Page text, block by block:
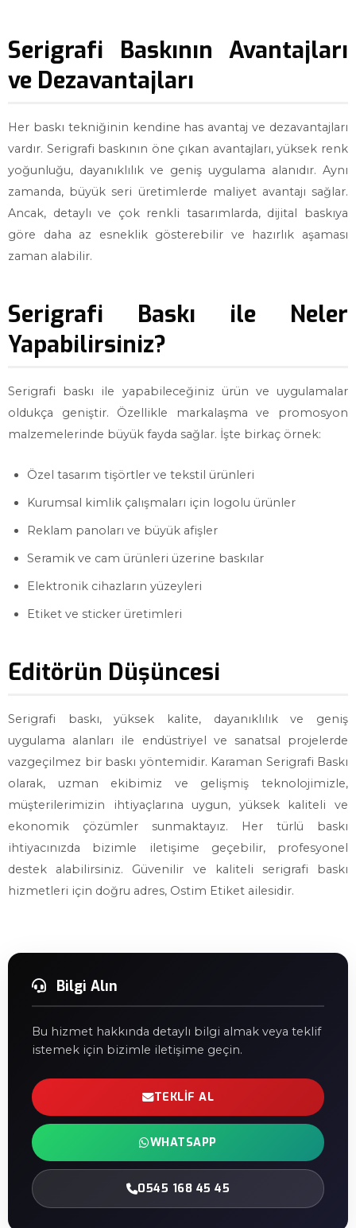
Serigrafi Baskının Avantajları
ve Dezavantajları
Her baskı tekniğinin kendine has avantaj ve dezavantajları
vardır. Serigrafi baskının öne çıkan avantajları, yüksek renk
yoğunluğu, dayanıklılık ve geniş uygulama alanıdır. Aynı
zamanda, büyük seri üretimlerde maliyet avantajı sağlar.
Ancak, detaylı ve çok renkli tasarımlarda, dijital baskıya
göre daha az esneklik gösterebilir ve hazırlık aşaması
zaman alabilir.
Serigrafi Baskı ile Neler
Yapabilirsiniz?
Serigrafi baskı ile yapabileceğiniz ürün ve uygulamalar
oldukça geniştir. Özellikle markalaşma ve promosyon
malzemelerinde büyük fayda sağlar. İşte birkaç örnek:
Özel tasarım tişörtler ve tekstil ürünleri
Kurumsal kimlik çalışmaları için logolu ürünler
Reklam panoları ve büyük afişler
Seramik ve cam ürünleri üzerine baskılar
Elektronik cihazların yüzeyleri
Etiket ve sticker üretimleri
Editörün Düşüncesi
Serigrafi baskı, yüksek kalite, dayanıklılık ve geniş
uygulama alanları ile endüstriyel ve sanatsal projelerde
vazgeçilmez bir baskı yöntemidir. Karaman Serigrafi Baskı
olarak, uzman ekibimiz ve gelişmiş teknolojimizle,
müşterilerimizin ihtiyaçlarına uygun, yüksek kaliteli ve
ekonomik çözümler sunmaktayız. Her türlü baskı
ihtiyacınızda bizimle iletişime geçebilir, profesyonel
destek alabilirsiniz. Güvenilir ve kaliteli serigrafi baskı
hizmetleri için doğru adres, Ostim Etiket ailesidir.
Bilgi Alın
Bu hizmet hakkında detaylı bilgi almak veya teklif
istemek için bizimle iletişime geçin.
TEKLIF AL
WHATSAPP
0545 168 45 45